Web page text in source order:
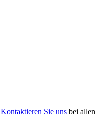
Kontaktieren Sie uns bei allen